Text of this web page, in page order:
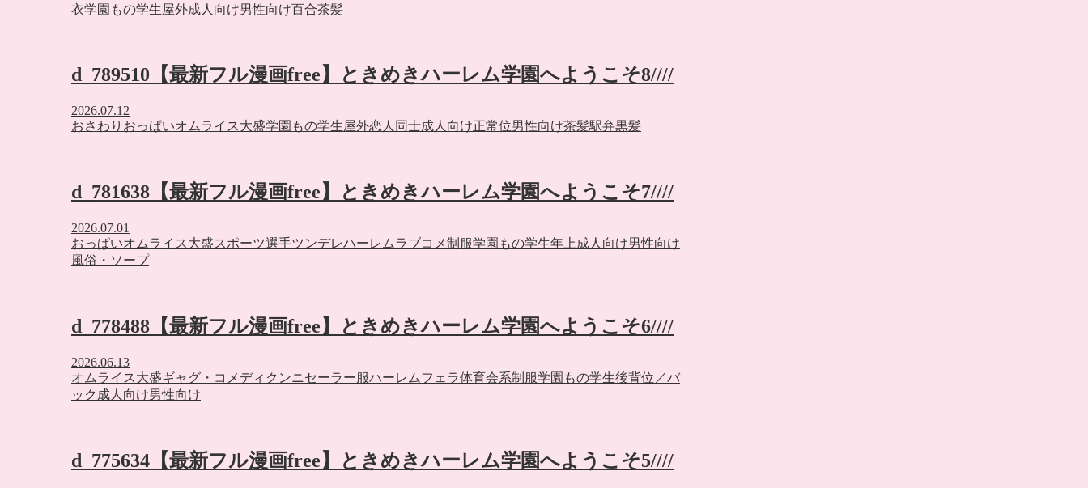
衣学園もの学生屋外成人向け男性向け百合茶髪
d_789510【最新フル漫画free】ときめきハーレム学園へようこそ8////
2026.07.12
おさわり おっぱいオムライス大盛学園もの学生屋外恋人同士成人向け正常位男性向け茶髪駅弁黒髪
d_781638【最新フル漫画free】ときめきハーレム学園へようこそ7////
2026.07.01
おっぱいオムライス大盛スポーツ選手ツンデレハーレムラブコメ制服学園もの学生年上 成人向け男性向け
風俗・ソープ
d_778488【最新フル漫画free】ときめきハーレム学園へようこそ6////
2026.06.13
オムライス大盛ギャグ・コメディ クンニセーラー服ハーレムフェラ体育会系制服学園もの学生後背位／バ
ック 成人向け男性向け
d_775634【最新フル漫画free】ときめきハーレム学園へようこそ5////